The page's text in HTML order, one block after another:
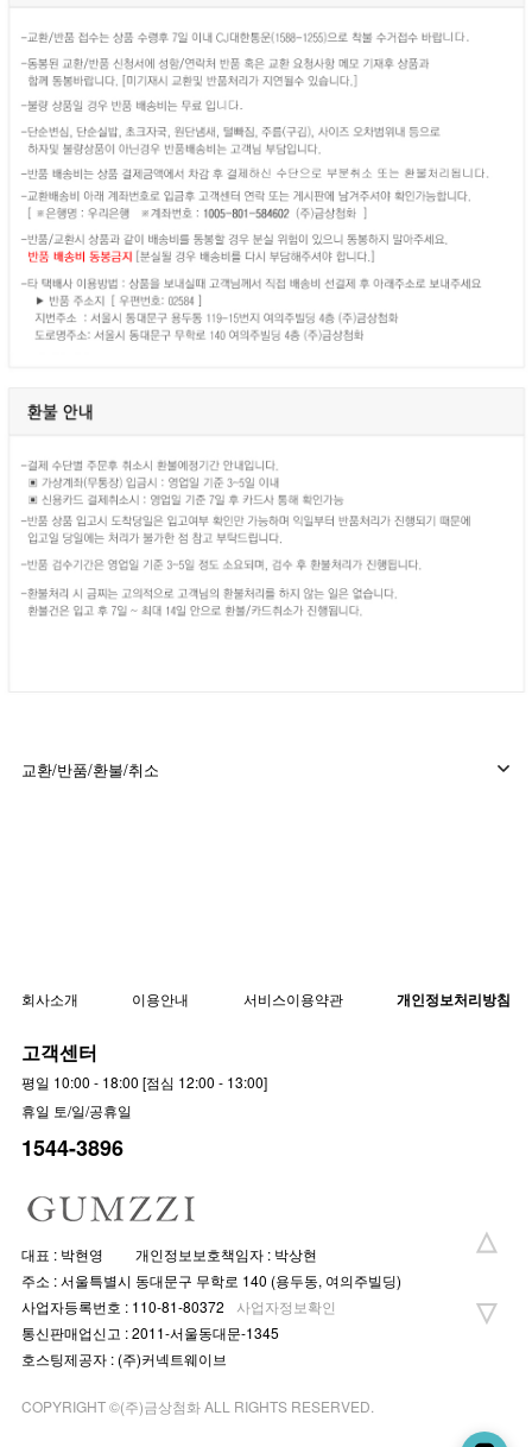
교환/반품/환불/취소
회사소개 이용안내 서비스이용약관 개인정보처리방침
고객센터
평일 10:00 - 18:00 [점심 12:00 - 13:00]
휴일 토/일/공휴일
1544-3896
대표 : 박현영
개인정보보호책임자 : 박상현
주소 : 서울특별시 동대문구 무학로 140 (용두동, 여의주빌딩)
사업자등록번호 : 110-81-80372
사업자정보확인
통신판매업신고 : 2011-서울동대문-1345
호스팅제공자 : (주)커넥트웨이브
COPYRIGHT ©(주)금상첨화 ALL RIGHTS RESERVED.